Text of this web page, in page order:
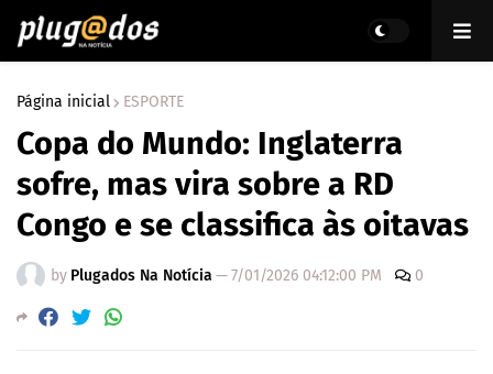
Página inicial ESPORTE
Copa do Mundo: Inglaterra
sofre, mas vira sobre a RD
Congo e se classifica às oitavas
by Plugados Na Notícia —7/01/2026 04:12:00 PM 0